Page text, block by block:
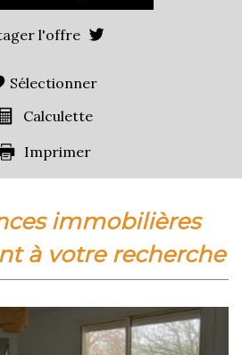
l'offre
Sélectionner
Calculette
Imprimer
à votre recherche